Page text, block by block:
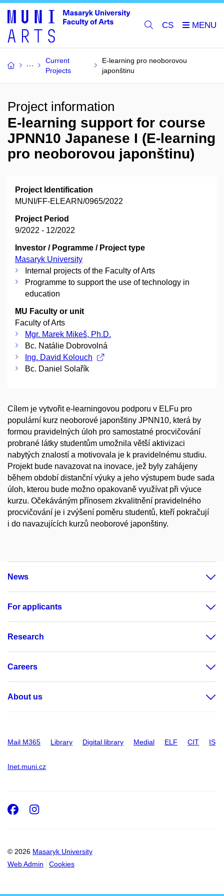
CS
Current
Projects
E-learning pro neoborovou
japonštinu
Project information
E-learning support for course
JPNN10 Japanese I (E-learning
pro neoborovou japonštinu)
Project Identification
MUNI/FF-ELEARN/0965/2022
Project Period
9/2022 - 12/2022
Investor / Pogramme / Project type
Masaryk University
Internal projects of the Faculty of Arts
Programme to support the use of technology in
education
MU Faculty or unit
Faculty of Arts
Mgr. Marek Mikeš, Ph.D.
Bc. Natálie Dobrovolná
Ing. David Kolouch
Bc. Daniel Solařík
Cílem je vytvořit e-learningovou podporu v ELFu pro
populární kurz neoborové japonštiny JPNN10, která by
formou pravidelných úloh pro samostatné procvičování
probrané látky studentům umožnila větší aktivizaci
nabytých znalostí a motivovala je k pravidelnému studiu.
Projekt bude navazovat na inovace, jež byly zahájeny
během období distanční výuky a jeho výstupem bude sada
úloh, kterou bude možno opakovaně využívat při výuce
kurzu. Očekáváným přínosem zkvalitnění pravidelného
procvičování je i zvýšení poměru studentů, kteří pokračují
i do navazujících kurzů neoborové japonštiny.
News
For applicants
Research
Careers
About us
Mail M365 Library Digital library Medial ELF CIT IS
Inet.muni.cz
© 2026 Masaryk University
Web Admin
Cookies
Facebook
Instagram